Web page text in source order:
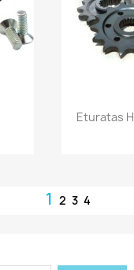

Eturatas
1234